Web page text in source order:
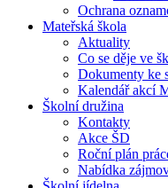
Ochrana
Mateřská škola
Aktuality
Co se děje ve
Dokumenty ke
Kalendář akcí
Školní družina
Kontakty
Akce ŠD
Roční plán
Nabídka